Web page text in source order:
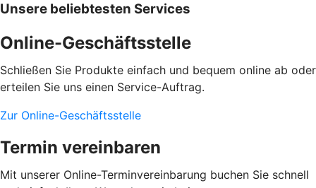
Unsere beliebtesten Services
Online-Geschäftsstelle
Schließen Sie Produkte einfach und bequem online ab oder
erteilen Sie uns einen Service-Auftrag.
Zur Online-Geschäftsstelle
Termin vereinbaren
Mit unserer Online-Terminvereinbarung buchen Sie schnell